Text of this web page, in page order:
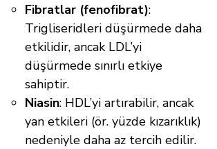
Fibratlar (fenofibrat):
Trigliseridleri düşürmede daha
etkilidir, ancak LDL’yi
düşürmede sınırlı etkiye
sahiptir.
Niasin: HDL’yi artırabilir, ancak
yan etkileri (ör. yüzde kızarıklık)
nedeniyle daha az tercih edilir.